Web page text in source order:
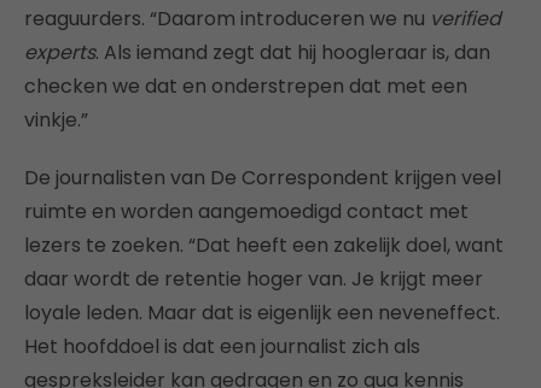
reaguurders. “Daarom introduceren we nu verified
experts. Als iemand zegt dat hij hoogleraar is, dan
checken we dat en onderstrepen dat met een
vinkje.”
De journalisten van De Correspondent krijgen veel
ruimte en worden aangemoedigd contact met
lezers te zoeken. “Dat heeft een zakelijk doel, want
daar wordt de retentie hoger van. Je krijgt meer
loyale leden. Maar dat is eigenlijk een neveneffect.
Het hoofddoel is dat een journalist zich als
gespreksleider kan gedragen en zo qua kennis